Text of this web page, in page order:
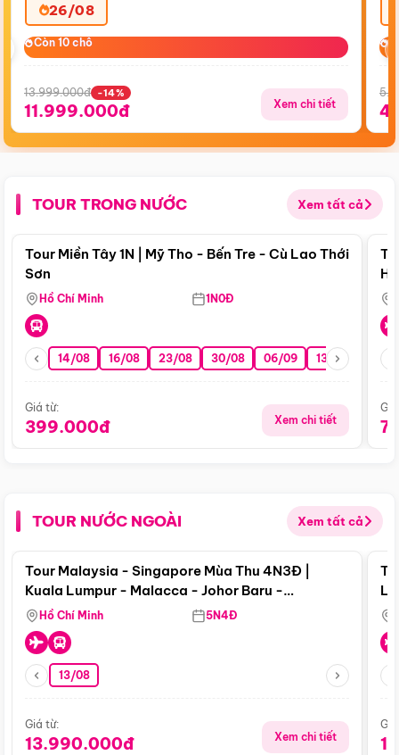
26/08
Còn 10 chỗ
Còn 10 chỗ
13.999.000đ -14%
11.999.000đ Xem chi tiết
TOUR TRONG NƯỚC Xem tất cả
Điểm nổi bật
Tour Miền Tây 1N | Mỹ Tho - Bến Tre - Cù Lao Thới
Sơn
Hồ Chí Minh 1N0Đ
14/08 16/08 23/08 30/08 06/09 13/09 20/09
Giá từ:
399.000đ Xem chi tiết
TOUR NƯỚC NGOÀI Xem tất cả
Điểm nổi bật
Tour Malaysia - Singapore Mùa Thu 4N3Đ |
Kuala Lumpur - Malacca - Johor Baru -
Singapore
Hồ Chí Minh 5N4Đ
13/08
Giá từ:
13.990.000đ Xem chi tiết